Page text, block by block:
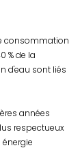
consommation
% de la
d'eau sont liés
années
respectueux